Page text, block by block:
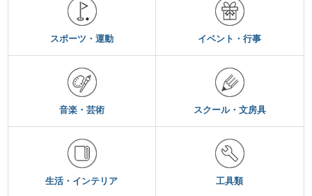
スポーツ・運動 イベント・行事
音楽・芸術 スクール・文房具
生活・インテリア 工具類